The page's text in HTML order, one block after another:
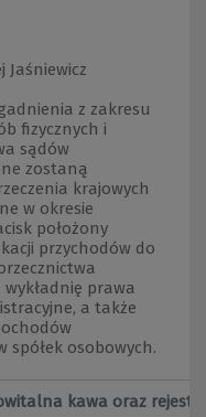
Jaśniewicz
z zakresu
fizycznych i
sądów
zostaną
krajowych
w okresie
położony
przychodów do
prawa
a także
spółek osobowych.
kawa oraz